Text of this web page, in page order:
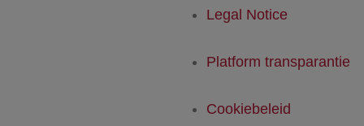
Legal Notice
Platform transparantie
Cookiebeleid